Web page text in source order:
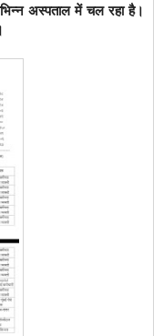
अस्पताल में चल रहा है।